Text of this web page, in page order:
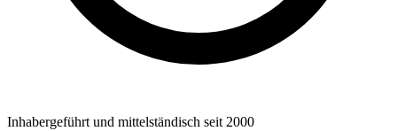
Inhabergeführt und mittelständisch seit 2000